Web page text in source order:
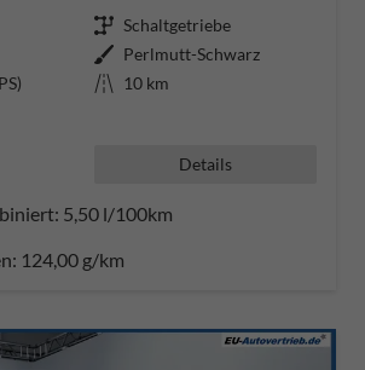
Getriebe Schaltgetriebe
Außenfarbe Perlmutt-Schwarz
Kilometerstand 10 km
Details
5,50 l/100km
124,00 g/km